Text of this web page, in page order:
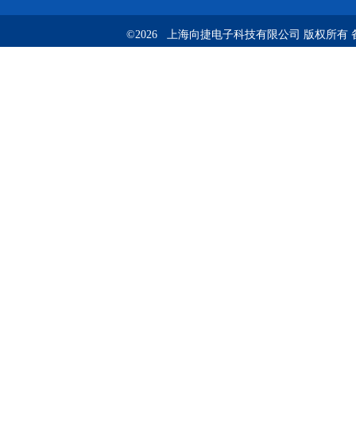
©2026 上海向捷电子科技有限公司 版权所有